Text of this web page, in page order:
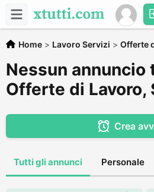
Home > Lavoro Servizi > Offerte
Nessun annuncio
Offerte di Lavoro,
Crea
Tutti gli annunci Personale